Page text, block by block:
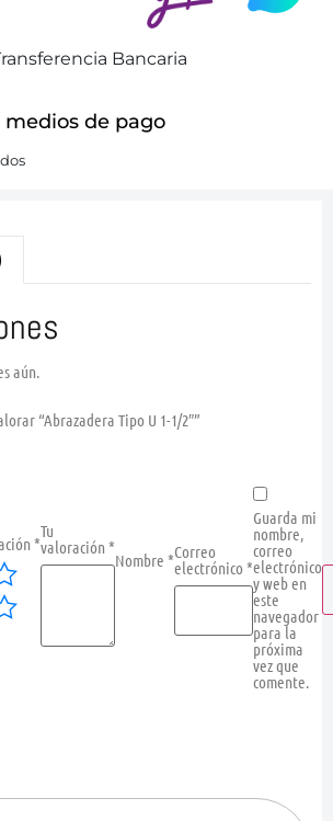
Bancaria
medios de pago
aún.
“Abrazadera Tipo U 1-1/2″”
*
Tu
valoración *
Nombre *Correo
electrónico *
Guarda mi
nombre,
correo
electrónico
y web en
este
navegador
para la
próxima
vez que
comente.